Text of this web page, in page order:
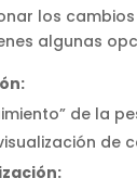
los
algunas
de la
de